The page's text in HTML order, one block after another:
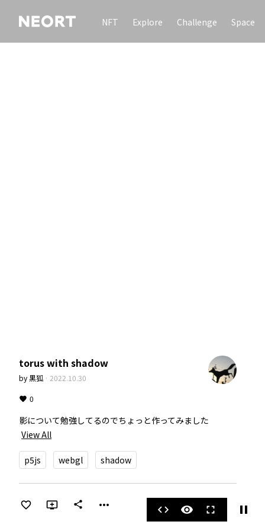
NFT Explore Challenge Space
torus with shadow
by黒狐 · 2022.10.30
0
影について勉強してるのでちょっと作ってみました
View All
p5js webgl shadow
share more_horiz code visibility fullscreen pause